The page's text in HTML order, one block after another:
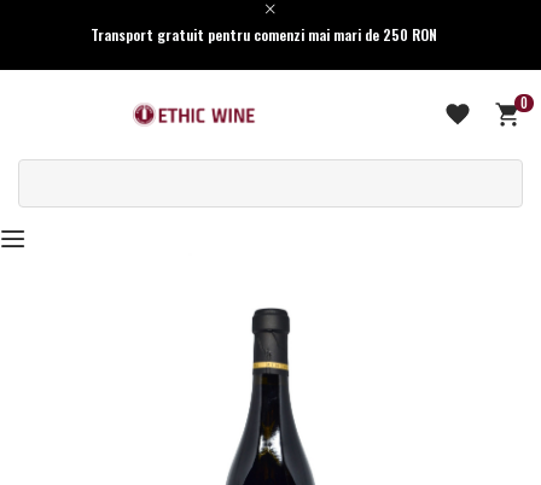
Transport gratuit pentru comenzi mai mari de 250 RON
0